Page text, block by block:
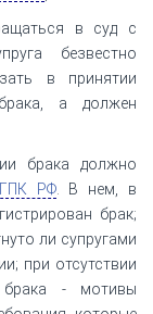
в суд с
безвестно
в принятии
а должен
брака должно
РФ. В нем, в
брак;
ли супругами
при отсутствии
брака - мотивы